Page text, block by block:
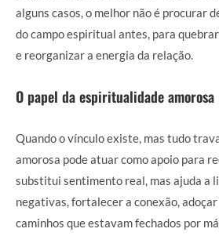
alguns casos, o melhor não é procurar
do campo espiritual antes, para
e reorganizar a energia da relação.
O papel da espiritualidade amorosa
Quando o vínculo existe, mas tudo
amorosa pode atuar como apoio para
substitui sentimento real, mas ajuda a
negativas, fortalecer a conexão,
caminhos que estavam fechados por